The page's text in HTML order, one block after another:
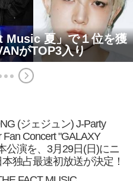
Music 夏」で１位を獲
がTOP3入り
(ジェジュン) J-Party
Fan Concert "GALAXY
公演を、3月29日(日)にニ
独占最速初放送が決定！